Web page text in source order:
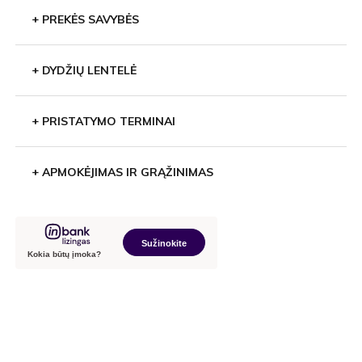
+ PREKĖS SAVYBĖS
+ DYDŽIŲ LENTELĖ
+ PRISTATYMO TERMINAI
+ APMOKĖJIMAS IR GRĄŽINIMAS